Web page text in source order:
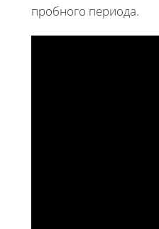
пробного периода.